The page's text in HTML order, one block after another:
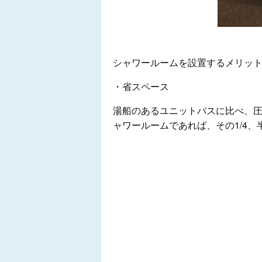
シャワールームを設置するメリッ
・省スペース
湯船のあるユニットバスに比べ、
ャワールームであれば、その1/4